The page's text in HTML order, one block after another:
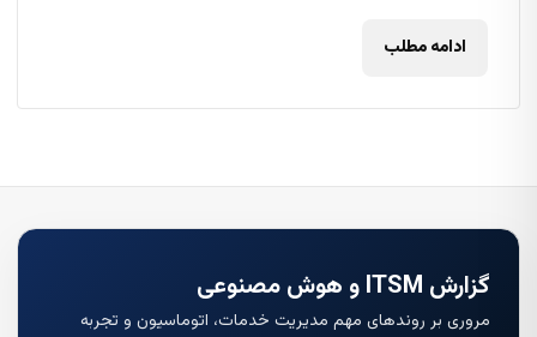
ادامه مطلب
گزارش ITSM و هوش مصنوعی
مروری بر روندهای مهم مدیریت خدمات، اتوماسیون و تجربه